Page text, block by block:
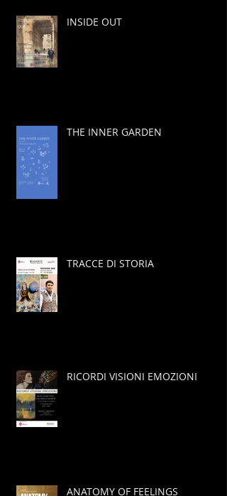
INSIDE OUT
THE INNER GARDEN
TRACCE DI STORIA
RICORDI VISIONI EMOZIONI
ANATOMY OF FEELINGS